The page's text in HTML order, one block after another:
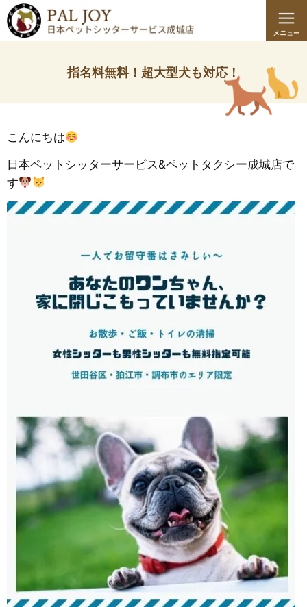
指名料無料！超大型犬も対応！
こんにちは
日本ペットシッターサービス&ペットタクシー成城店で
す